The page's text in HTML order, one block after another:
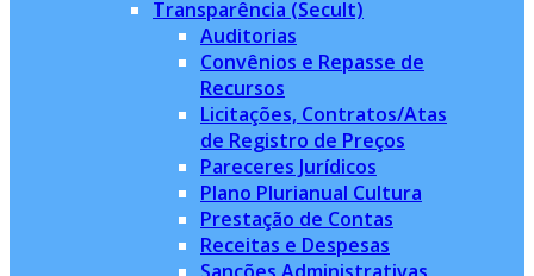
Transparência (Secult)
Auditorias
Convênios e Repasse de
Recursos
Licitações, Contratos/Atas
de Registro de Preços
Pareceres Jurídicos
Plano Plurianual Cultura
Prestação de Contas
Receitas e Despesas